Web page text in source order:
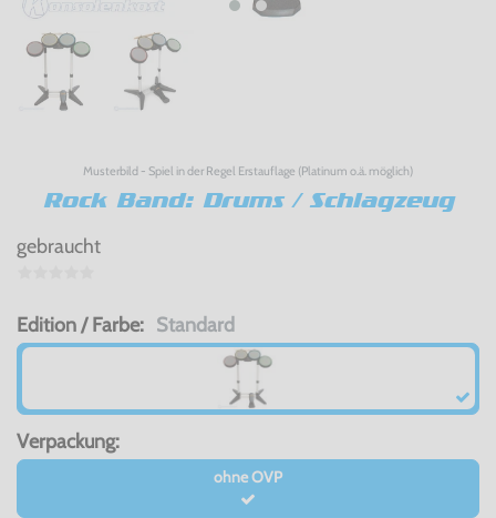
Musterbild - Spiel in der Regel Erstauflage (Platinum o.ä. möglich)
Rock Band: Drums / Schlagzeug
gebraucht
Edition / Farbe: Standard
Verpackung:
ohne OVP